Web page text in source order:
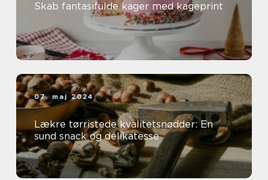
Skab fantasifulde kager med kageprint
07. maj 2024
Lækre tørristede kvalitetsnødder: En
sund snack og delikatesse